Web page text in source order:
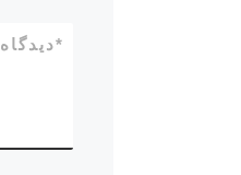
دیدگاه*